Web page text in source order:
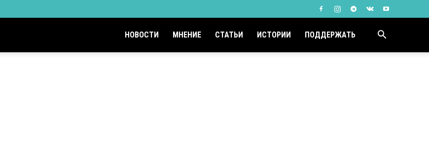
НОВОСТИ МНЕНИЕ СТАТЬИ ИСТОРИИ ПОДДЕРЖАТЬ